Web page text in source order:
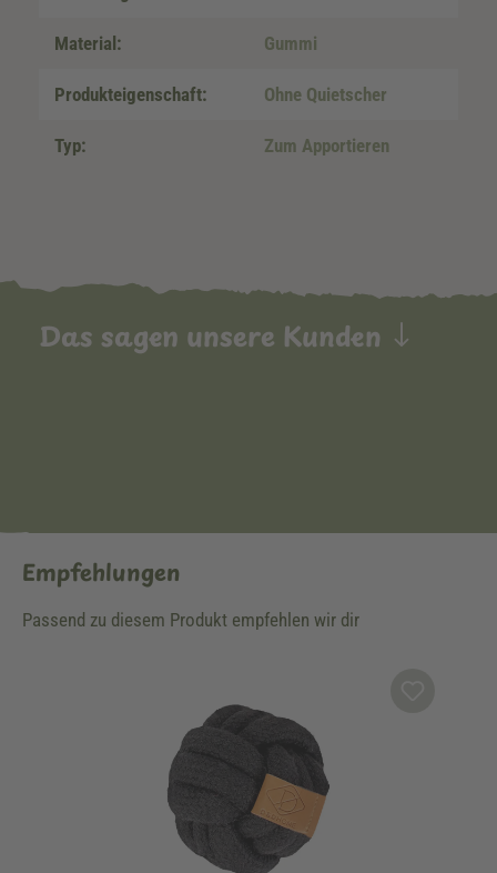
Material: Gummi
Produkteigenschaft: Ohne Quietscher
Typ: Zum Apportieren
Das sagen unsere Kunden
Empfehlungen
Passend zu diesem Produkt empfehlen wir dir